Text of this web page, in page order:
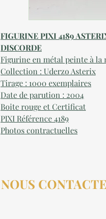
FIGURINE PIXI 4189
DISCORDE
Figurine en métal peinte à la
Collection : Uderzo Asterix
Tirage : 1000 exemplaires
Date de parution : 2004
Boite rouge et Certificat
PIXI Référence 4189
Photos contractuelles
NOUS